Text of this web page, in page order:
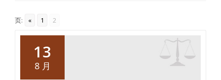
页: « 1 2
13
8 月